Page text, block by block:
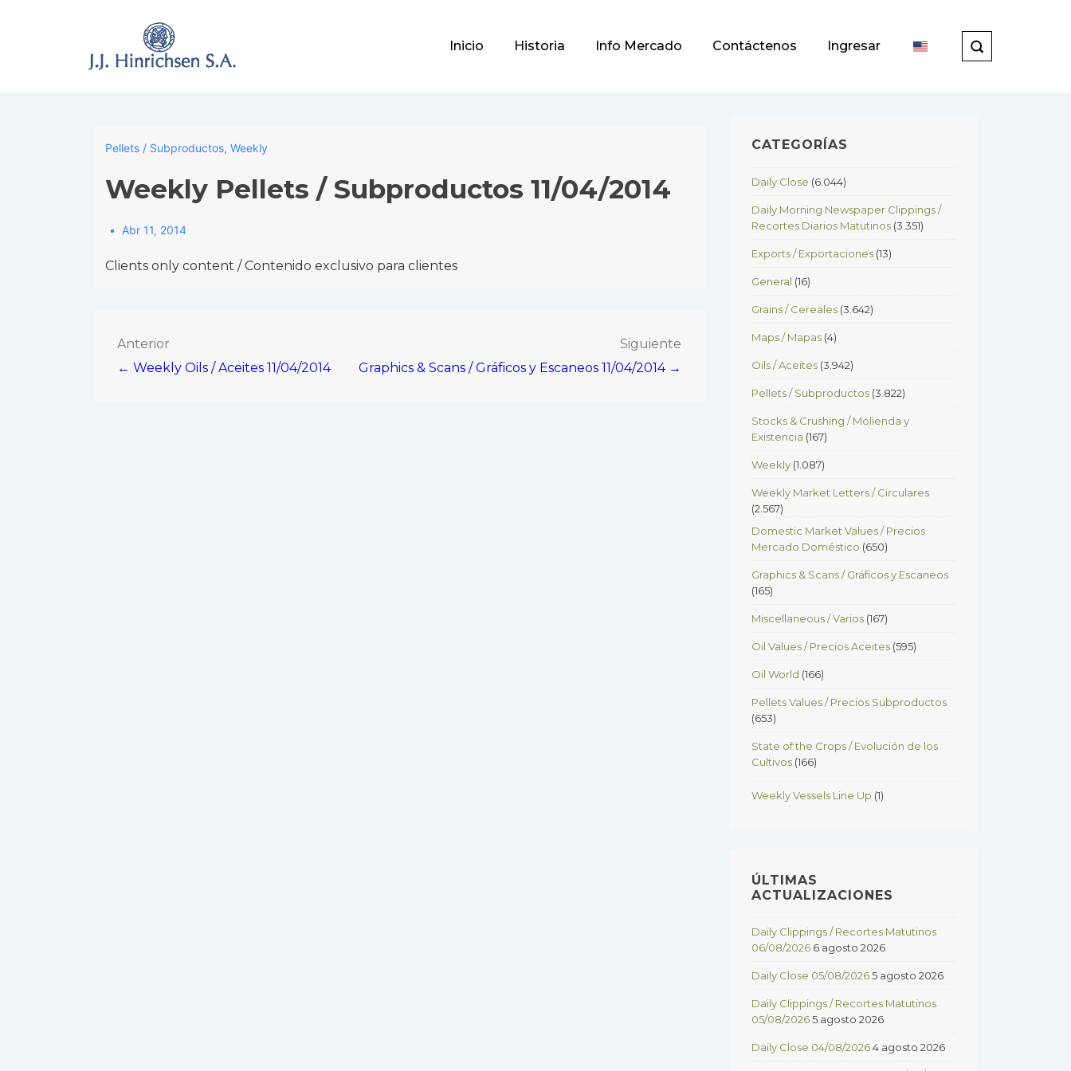
Main
Inicio Historia Info Mercado Contáctenos Ingresar
Pellets / Subproductos, Weekly
Weekly Pellets / Subproductos 11/04/2014
Abr 11, 2014
Clients only content / Contenido exclusivo para clientes
Navegación
de
Anterior
← Weekly Oils / Aceites 11/04/2014
Siguiente
Graphics & Scans / Gráficos y Escaneos 11/04/2014 →
CATEGORÍAS
Daily Close (6.044)
Daily Morning Newspaper Clippings /
Recortes Diarios Matutinos (3.351)
Exports / Exportaciones (13)
General (16)
Grains / Cereales (3.642)
Maps / Mapas (4)
Oils / Aceites (3.942)
Pellets / Subproductos (3.822)
Stocks & Crushing / Molienda y
Existencia (167)
Weekly (1.087)
Weekly Market Letters / Circulares
(2.567)
Domestic Market Values / Precios
Mercado Doméstico (650)
Graphics & Scans / Gráficos y Escaneos
(165)
Miscellaneous / Varios (167)
Oil Values / Precios Aceites (595)
Oil World (166)
Pellets Values / Precios Subproductos
(653)
State of the Crops / Evolución de los
Cultivos (166)
Weekly Vessels Line Up (1)
ÚLTIMAS
ACTUALIZACIONES
Daily Clippings / Recortes Matutinos
06/08/2026 6 agosto 2026
Daily Close 05/08/20265 agosto 2026
Daily Clippings / Recortes Matutinos
05/08/20265 agosto 2026
Daily Close 04/08/20264 agosto 2026